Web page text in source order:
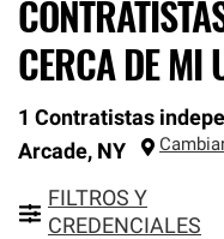
CERCA DE MI
1 Contratistas
Arcade, NY
FILTROS Y
CREDENCIALES